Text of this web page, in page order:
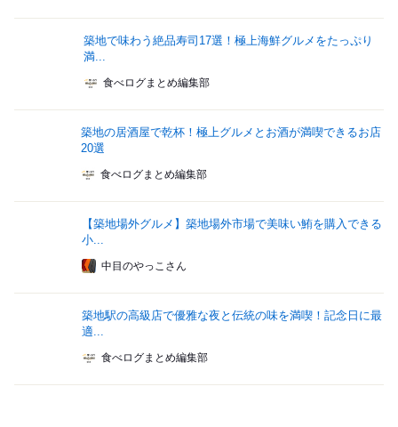
築地で味わう絶品寿司17選！極上海鮮グルメをたっぷり
満...
食べログまとめ編集部
築地の居酒屋で乾杯！極上グルメとお酒が満喫できるお店
20選
食べログまとめ編集部
【築地場外グルメ】築地場外市場で美味い鮪を購入できる
小...
中目のやっこさん
築地駅の高級店で優雅な夜と伝統の味を満喫！記念日に最
適...
食べログまとめ編集部